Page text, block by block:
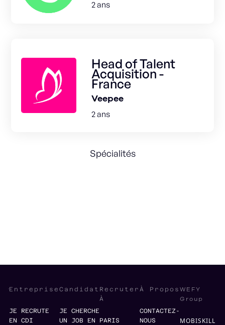
2 ans
Head of Talent
Acquisition -
France
Veepee
2 ans
Spécialités
Entreprise
JE RECRUTE
EN CDI
Candidat
JE CHERCHE
UN JOB EN
Recruter
À
PARIS
À Propos
CONTACTEZ-
NOUS
WEFY
Group
MOBISKILL